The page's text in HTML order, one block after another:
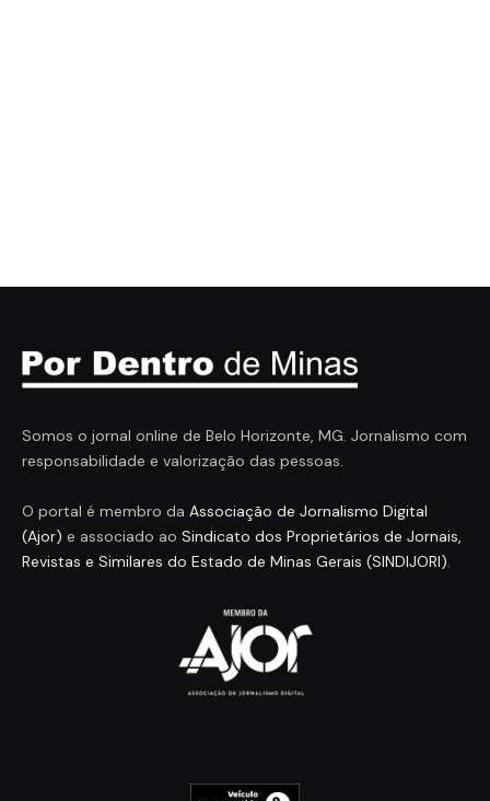
Somos o jornal online de Belo Horizonte, MG. Jornalismo com
responsabilidade e valorização das pessoas.
O portal é membro da Associação de Jornalismo Digital
(Ajor) e associado ao Sindicato dos Proprietários de Jornais,
Revistas e Similares do Estado de Minas Gerais (SINDIJORI)